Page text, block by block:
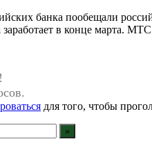
банка пообещали
заработает в конце марта.
для того, чтобы